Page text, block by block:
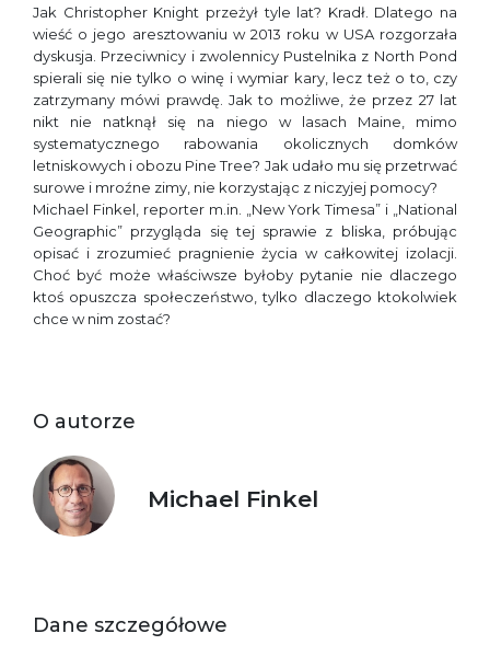
Jak Christopher Knight przeżył tyle lat? Kradł. Dlatego na
wieść o jego aresztowaniu w 2013 roku w USA rozgorzała
dyskusja. Przeciwnicy i zwolennicy Pustelnika z North Pond
spierali się nie tylko o winę i wymiar kary, lecz też o to, czy
zatrzymany mówi prawdę. Jak to możliwe, że przez 27 lat
nikt nie natknął się na niego w lasach Maine, mimo
systematycznego rabowania okolicznych domków
letniskowych i obozu Pine Tree? Jak udało mu się przetrwać
surowe i mroźne zimy, nie korzystając z niczyjej pomocy?
Michael Finkel, reporter m.in. „New York Timesa” i „National
Geographic” przygląda się tej sprawie z bliska, próbując
opisać i zrozumieć pragnienie życia w całkowitej izolacji.
Choć być może właściwsze byłoby pytanie nie dlaczego
ktoś opuszcza społeczeństwo, tylko dlaczego ktokolwiek
chce w nim zostać?
O autorze
Michael Finkel
Dane szczegółowe